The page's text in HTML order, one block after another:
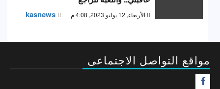
الأربعاء, 12 يوليو 2023, 4:08 م kasnews
مواقع التواصل الاجتماعى